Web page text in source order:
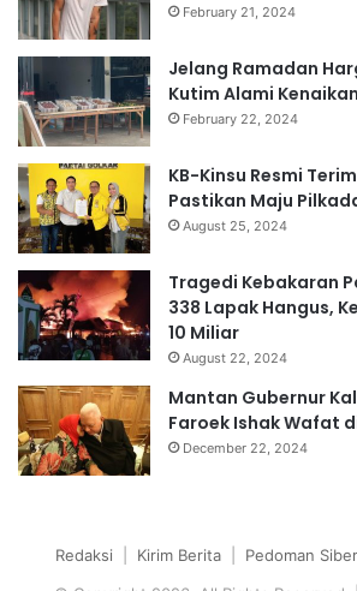
February 21, 2024
Jelang Ramadan
Kutim Alami Kenaikan
February 22, 2024
KB-Kinsu Resmi
Pastikan Maju
August 25, 2024
Tragedi Kebakaran
338 Lapak Hangus,
10 Miliar
August 22, 2024
Mantan Gubernur
Faroek Ishak Wafat
December 22, 2024
Redaksi Kirim Berita Pedoman Siber